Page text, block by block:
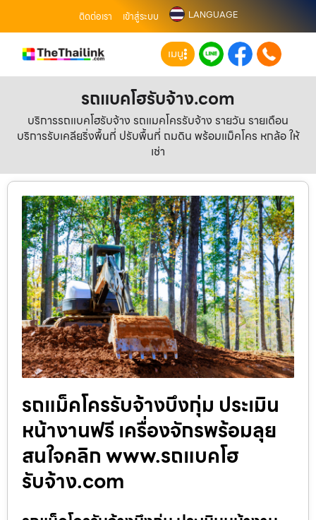
ติดต่อเรา เข้าสู่ระบบ LANGUAGE
เมนู
รถแบคโฮรับจ้าง.com
บริการรถแบคโฮรับจ้าง รถแมคโครรับจ้าง รายวัน รายเดือน
บริการรับเคลียริ่งพื้นที่ ปรับพื้นที่ ถมดิน พร้อมแม็คโคร หกล้อ ให้
เช่า
รถแม็คโครรับจ้างบึงกุ่ม ประเมิน
หน้างานฟรี เครื่องจักรพร้อมลุย
สนใจคลิก www.รถแบคโฮ
รับจ้าง.com